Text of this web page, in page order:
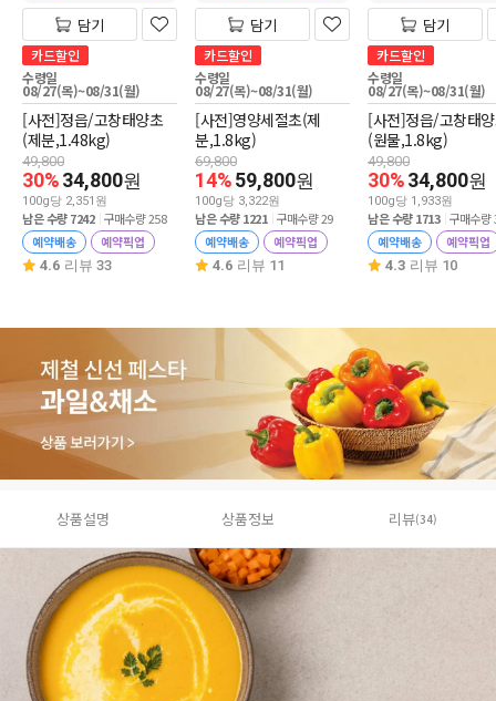
담기
카드할인
수령일
08/27(목)~08/31(월)
[사전]정읍/고창태양초
(제분,1.48kg)
49,800
30%34,800원
100g당 2,351원
남은 수량 7242 구매수량 258
예약배송
예약픽업
4.6 리뷰 33
담기
카드할인
수령일
08/27(목)~08/31(월)
[사전]영양세절초(제
분,1.8kg)
69,800
14%59,800원
100g당 3,322원
남은 수량 1221 구매수량 29
예약배송
예약픽업
4.6 리뷰 11
담기
카드할인
수령일
08/27(목)~08/31(월)
[사전]정읍/고창태
(원물,1.8kg)
49,800
30%34,800원
100g당 1,933원
남은 수량 1713 구매수량
예약배송
예약픽업
4.3 리뷰 10
상품설명 상품정보 리뷰(34)